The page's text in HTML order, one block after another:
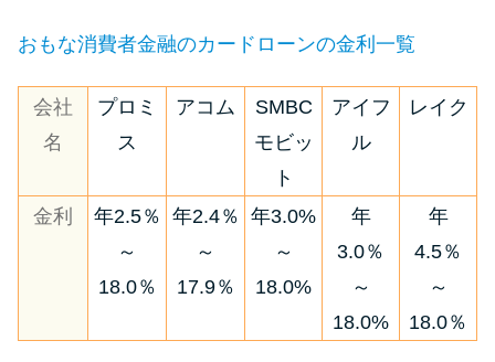
プロミスの返済方法を徹底解
説！ もっとも便利でお得な返済
方法はどれ？
年収が低い＆他社借入があると
落ちる？バンクイックの口コミ
合わせ先とシーン別の問い合わ
おもな消費者金融のカードローンの金利一覧
会社
名
プロミ
ス
アコム
SMBC
モビッ
ト
アイフ
ル
レイク
金利
年2.5％
～
18.0％
年2.4％
～
17.9％
年3.0%
～
18.0%
年
3.0％
～
18.0%
年
4.5％
～
18.0％